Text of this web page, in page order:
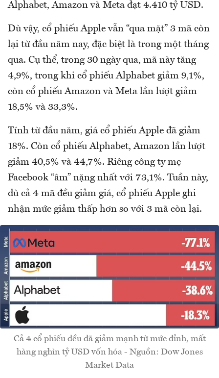
Alphabet, Amazon và Meta đạt 4.410 tỷ USD.
Dù vậy, cổ phiếu Apple vẫn “qua mặt” 3 mã còn
lại từ đầu năm nay, đặc biệt là trong một tháng
qua. Cụ thể, trong 30 ngày qua, mã này tăng
4,9%, trong khi cổ phiếu Alphabet giảm 9,1%,
còn cổ phiếu Amazon và Meta lần lượt giảm
18,5% và 33,3%.
Tính từ đầu năm, giá cổ phiếu Apple đã giảm
18%. Còn cổ phiếu Alphabet, Amazon lần lượt
giảm 40,5% và 44,7%. Riêng công ty mẹ
Facebook “âm” nặng nhất với 73,1%. Tuần này,
dù cả 4 mã đều giảm giá, cổ phiếu Apple ghi
nhận mức giảm thấp hơn so với 3 mã còn lại.
Cả 4 cổ phiếu đều đã giảm mạnh từ mức đỉnh, mất
hàng nghìn tỷ USD vốn hóa - Nguồn: Dow Jones
Market Data